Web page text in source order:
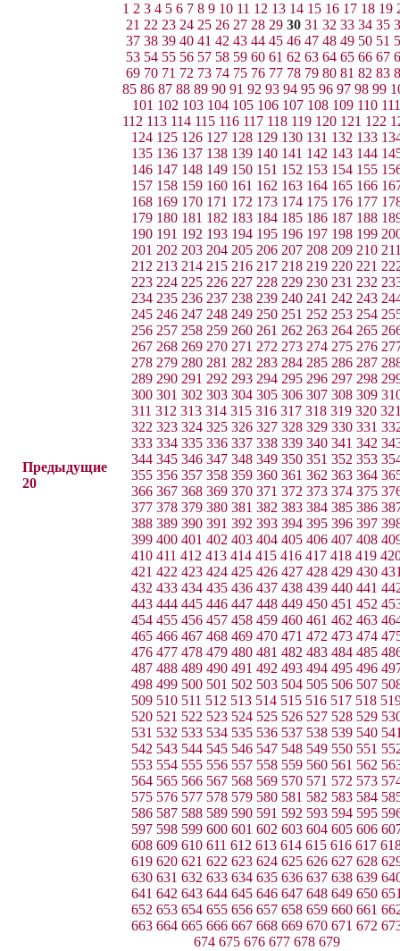
Предыдущие
20
1 2 3 4 5 6 7 8 9 10 11 12 13 14 15 16 17 18 19
21 22 23 24 25 26 27 28 29 30 31 32 33 34 35
37 38 39 40 41 42 43 44 45 46 47 48 49 50 51
53 54 55 56 57 58 59 60 61 62 63 64 65 66 67
69 70 71 72 73 74 75 76 77 78 79 80 81 82 83
85 86 87 88 89 90 91 92 93 94 95 96 97 98 99
101 102 103 104 105 106 107 108 109 110 111
112 113 114 115 116 117 118 119 120 121 122
124 125 126 127 128 129 130 131 132 133
135 136 137 138 139 140 141 142 143 144
146 147 148 149 150 151 152 153 154 155
157 158 159 160 161 162 163 164 165 166
168 169 170 171 172 173 174 175 176 177
179 180 181 182 183 184 185 186 187 188
190 191 192 193 194 195 196 197 198 199
201 202 203 204 205 206 207 208 209 210
212 213 214 215 216 217 218 219 220 221
223 224 225 226 227 228 229 230 231 232
234 235 236 237 238 239 240 241 242 243
245 246 247 248 249 250 251 252 253 254
256 257 258 259 260 261 262 263 264 265
267 268 269 270 271 272 273 274 275 276
278 279 280 281 282 283 284 285 286 287
289 290 291 292 293 294 295 296 297 298
300 301 302 303 304 305 306 307 308 309
311 312 313 314 315 316 317 318 319 320
322 323 324 325 326 327 328 329 330 331
333 334 335 336 337 338 339 340 341 342
344 345 346 347 348 349 350 351 352 353
355 356 357 358 359 360 361 362 363 364
366 367 368 369 370 371 372 373 374 375
377 378 379 380 381 382 383 384 385 386
388 389 390 391 392 393 394 395 396 397
399 400 401 402 403 404 405 406 407 408
410 411 412 413 414 415 416 417 418 419
421 422 423 424 425 426 427 428 429 430
432 433 434 435 436 437 438 439 440 441
443 444 445 446 447 448 449 450 451 452
454 455 456 457 458 459 460 461 462 463
465 466 467 468 469 470 471 472 473 474
476 477 478 479 480 481 482 483 484 485
487 488 489 490 491 492 493 494 495 496
498 499 500 501 502 503 504 505 506 507
509 510 511 512 513 514 515 516 517 518
520 521 522 523 524 525 526 527 528 529
531 532 533 534 535 536 537 538 539 540
542 543 544 545 546 547 548 549 550 551
553 554 555 556 557 558 559 560 561 562
564 565 566 567 568 569 570 571 572 573
575 576 577 578 579 580 581 582 583 584
586 587 588 589 590 591 592 593 594 595
597 598 599 600 601 602 603 604 605 606
608 609 610 611 612 613 614 615 616 617
619 620 621 622 623 624 625 626 627 628
630 631 632 633 634 635 636 637 638 639
641 642 643 644 645 646 647 648 649 650
652 653 654 655 656 657 658 659 660 661
663 664 665 666 667 668 669 670 671 672
674 675 676 677 678 679